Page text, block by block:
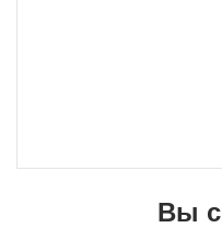
Вы